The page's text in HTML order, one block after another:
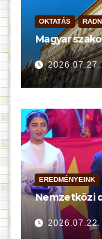
OKTATÁS
Magyar
EREDMÉNYEINK
Nemzetközi
2026.07.22.